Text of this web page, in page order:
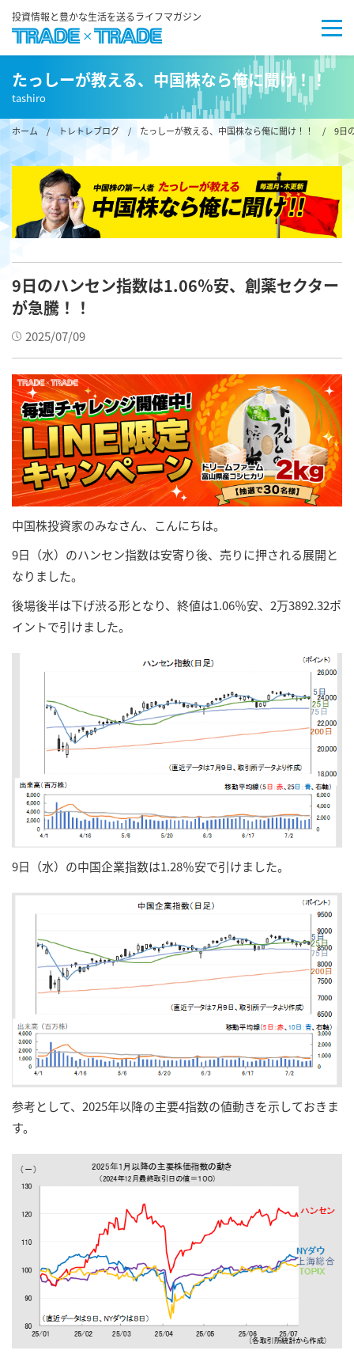
投資情報と豊かな生活を送るライフマガジン
たっしーが教える、中国株なら俺に聞け！！
tashiro
ホーム/ トレトレブログ / たっしーが教える、中国株なら俺に聞け！！ / 9日の
9日のハンセン指数は1.06％安、創薬セクター
が急騰！！
2025/07/09
中国株投資家のみなさん、こんにちは。
9日（水）のハンセン指数は安寄り後、売りに押される展開と
なりました。
後場後半は下げ渋る形となり、終値は1.06％安、2万3892.32ポ
イントで引けました。
9日（水）の中国企業指数は1.28％安で引けました。
参考として、2025年以降の主要4指数の値動きを示しておきま
す。